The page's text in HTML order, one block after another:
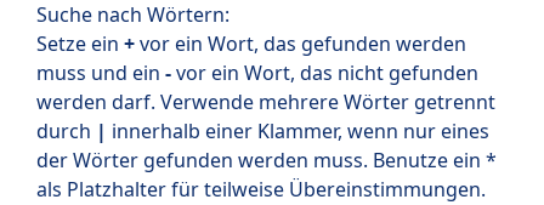
Suche nach Wörtern:
Setze ein +vor ein Wort, das gefunden werden
muss und ein -vor ein Wort, das nicht gefunden
werden darf. Verwende mehrere Wörter getrennt
durch | innerhalb einer Klammer, wenn nur eines
der Wörter gefunden werden muss. Benutze ein *
als Platzhalter für teilweise Übereinstimmungen.